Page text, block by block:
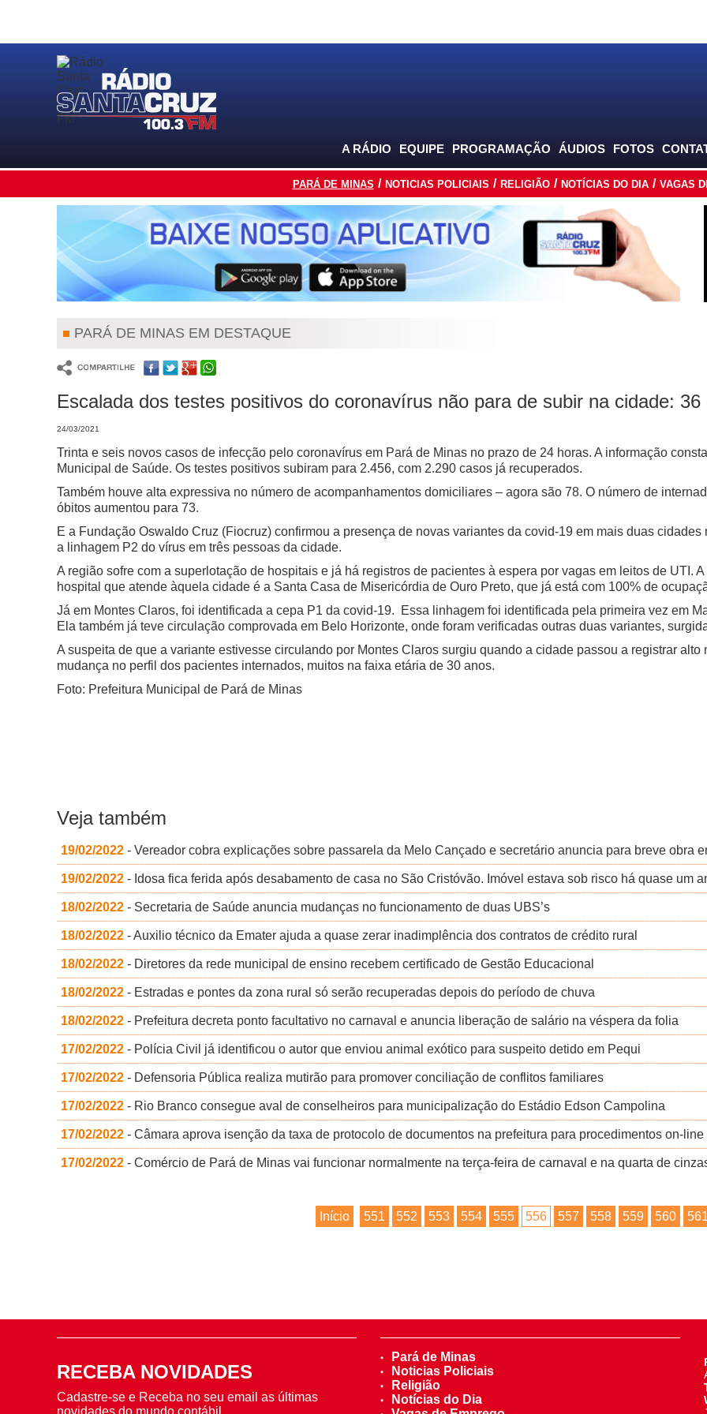
A RÁDIO EQUIPE PROGRAMAÇÃO ÁUDIOS FOTOS
PARÁ DE MINAS NOTICIAS POLICIAIS RELIGIÃO NOTÍCIAS DO DIA VAGAS
PARÁ DE MINAS EM DESTAQUE
Escalada dos testes positivos do coronavírus não para de subir na cidade:
24/03/2021
Trinta e seis novos casos de infecção pelo coronavírus em Pará de Minas no prazo de 24 horas. A informação
Municipal de Saúde. Os testes positivos subiram para 2.456, com 2.290 casos já recuperados.
Também houve alta expressiva no número de acompanhamentos domiciliares – agora são 78. O número de
óbitos aumentou para 73.
E a Fundação Oswaldo Cruz (Fiocruz) confirmou a presença de novas variantes da covid-19 em mais duas
a linhagem P2 do vírus em três pessoas da cidade.
A região sofre com a superlotação de hospitais e já há registros de pacientes à espera por vagas em leitos de UTI.
hospital que atende àquela cidade é a Santa Casa de Misericórdia de Ouro Preto, que já está com 100% de
Já em Montes Claros, foi identificada a cepa P1 da covid-19. Essa linhagem foi identificada pela primeira vez em
Ela também já teve circulação comprovada em Belo Horizonte, onde foram verificadas outras duas variantes,
A suspeita de que a variante estivesse circulando por Montes Claros surgiu quando a cidade passou a registrar
mudança no perfil dos pacientes internados, muitos na faixa etária de 30 anos.
Foto: Prefeitura Municipal de Pará de Minas
Veja também
19/02/2022 - Vereador cobra explicações sobre passarela da Melo Cançado e secretário anuncia para breve obra
19/02/2022 - Idosa fica ferida após desabamento de casa no São Cristóvão. Imóvel estava sob risco há quase um
18/02/2022 - Secretaria de Saúde anuncia mudanças no funcionamento de duas UBS’s
18/02/2022 - Auxilio técnico da Emater ajuda a quase zerar inadimplência dos contratos de crédito rural
18/02/2022 - Diretores da rede municipal de ensino recebem certificado de Gestão Educacional
18/02/2022 - Estradas e pontes da zona rural só serão recuperadas depois do período de chuva
18/02/2022 - Prefeitura decreta ponto facultativo no carnaval e anuncia liberação de salário na véspera da folia
17/02/2022 - Polícia Civil já identificou o autor que enviou animal exótico para suspeito detido em Pequi
17/02/2022 - Defensoria Pública realiza mutirão para promover conciliação de conflitos familiares
17/02/2022 - Rio Branco consegue aval de conselheiros para municipalização do Estádio Edson Campolina
17/02/2022 - Câmara aprova isenção da taxa de protocolo de documentos na prefeitura para procedimentos on-line
17/02/2022 - Comércio de Pará de Minas vai funcionar normalmente na terça-feira de carnaval e na quarta de
Início 551 552 553 554 555 556 557 558 559 560 561
RECEBA NOVIDADES
Cadastre-se e Receba no seu email as últimas
Pará de Minas
Noticias Policiais
Religião
Notícias do Dia